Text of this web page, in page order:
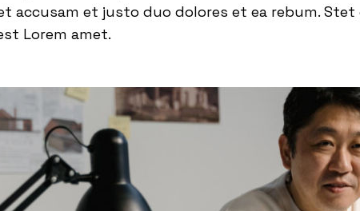
accusam et justo duo dolores et ea rebum.
Lorem amet.